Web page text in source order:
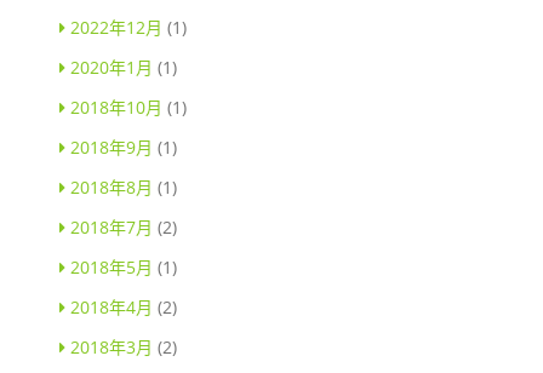
2022年12月 (1)
2020年1月 (1)
2018年10月 (1)
2018年9月 (1)
2018年8月 (1)
2018年7月 (2)
2018年5月 (1)
2018年4月 (2)
2018年3月 (2)